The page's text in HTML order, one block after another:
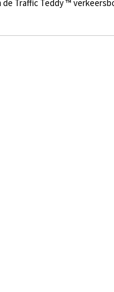
Traffic Teddy ™